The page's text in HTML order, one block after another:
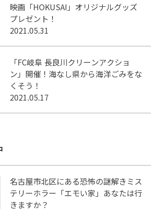
映画「HOKUSAI」オリジナルグッズ
プレゼント！
2021.05.31
「FC岐阜 長良川クリーンアクショ
ン」開催！海なし県から海洋ごみをな
くそう！
2021.05.17
名古屋市北区にある恐怖の謎解きミス
テリーホラー「エモい家」あなたは行
きますか？